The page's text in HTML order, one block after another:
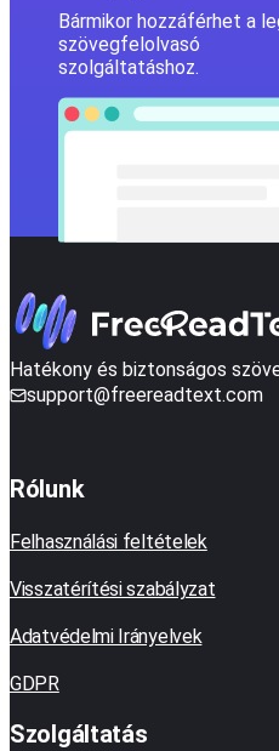
Bármikor hozzáférhet a
szövegfelolvasó
szolgáltatáshoz.
Hatékony és biztonságos
support@freereadtext.com
Rólunk
Felhasználási feltételek
Visszatérítési szabályzat
Adatvédelmi Irányelvek
GDPR
Szolgáltatás